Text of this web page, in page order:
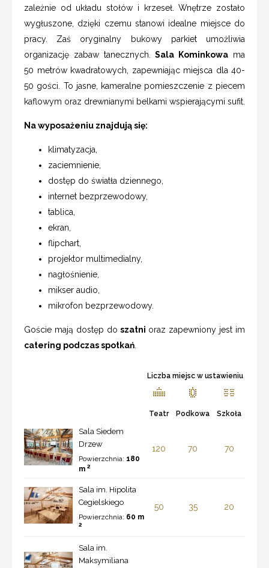
zależnie od układu stołów i krzeseł. Wnętrze zostało
wygłuszone, dzięki czemu stanowi idealne miejsce do
pracy. Zaś oryginalny bukowy parkiet umożliwia
organizację zabaw tanecznych.Sala Kominkowa ma
50 metrów kwadratowych, zapewniając miejsca dla 40-
50 gości. To jasne, kameralne pomieszczenie z piecem
kaflowym oraz drewnianymi belkami wspierającymi sufit.
Na wyposażeniu znajdują się:
klimatyzacja,
zaciemnienie,
dostęp do światła dziennego,
internet bezprzewodowy,
tablica,
ekran,
flipchart,
projektor multimedialny,
nagłośnienie,
mikser audio,
mikrofon bezprzewodowy.
Goście mają dostęp do szatni oraz zapewniony jest im
catering podczas spotkań
Liczba miejsc w ustawieniu
Teatr Podkowa Szkoła
Sala Siedem
Drzew
Powierzchnia: 180
m 2
120 70 70
Sala im. Hipolita
Cegielskiego
Powierzchnia: 60 m
2
50 35 20
Sala im.
Maksymiliana